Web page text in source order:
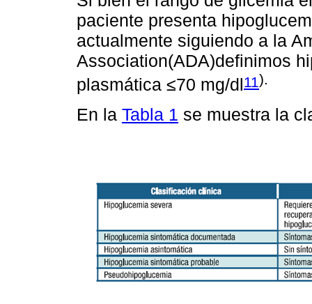
paciente presenta
actualmente siguiendo a la
Association(ADA)definimos
plasmática ≤70 mg/dl11).
En la Tabla 1 se muestra la